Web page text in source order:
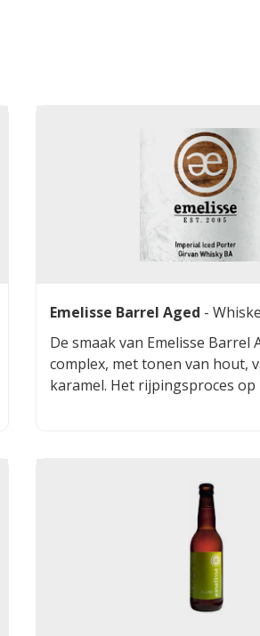
Emelisse Barrel Aged -
De smaak van Emelisse Barrel
complex, met tonen van hout,
karamel. Het rijpingsproces